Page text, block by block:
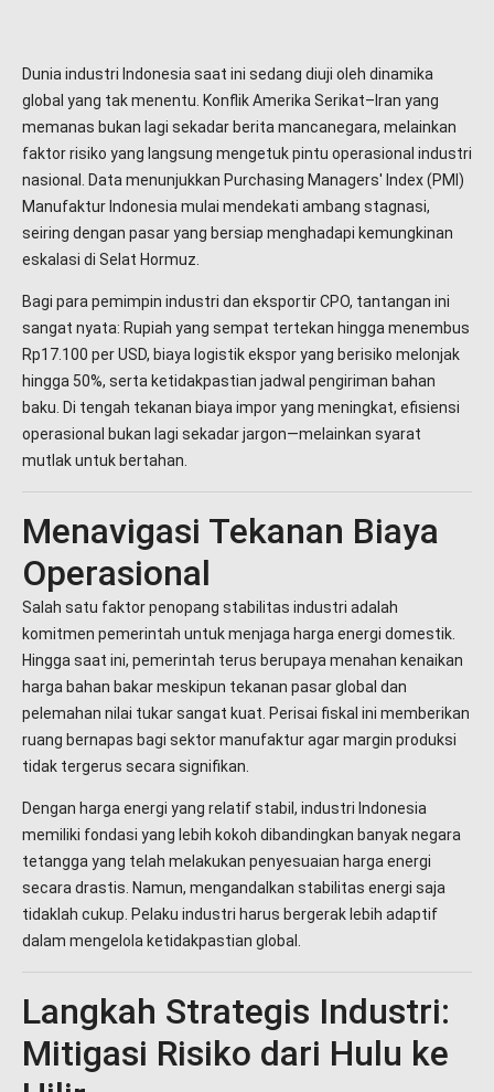
Dunia industri Indonesia saat ini sedang diuji oleh dinamika
global yang tak menentu. Konflik Amerika Serikat–Iran yang
memanas bukan lagi sekadar berita mancanegara, melainkan
faktor risiko yang langsung mengetuk pintu operasional industri
nasional. Data menunjukkan Purchasing Managers' Index (PMI)
Manufaktur Indonesia mulai mendekati ambang stagnasi,
seiring dengan pasar yang bersiap menghadapi kemungkinan
eskalasi di Selat Hormuz.
Bagi para pemimpin industri dan eksportir CPO, tantangan ini
sangat nyata: Rupiah yang sempat tertekan hingga menembus
Rp17.100 per USD, biaya logistik ekspor yang berisiko melonjak
hingga 50%, serta ketidakpastian jadwal pengiriman bahan
baku. Di tengah tekanan biaya impor yang meningkat, efisiensi
operasional bukan lagi sekadar jargon—melainkan syarat
mutlak untuk bertahan.
Menavigasi Tekanan Biaya
Operasional
Salah satu faktor penopang stabilitas industri adalah
komitmen pemerintah untuk menjaga harga energi domestik.
Hingga saat ini, pemerintah terus berupaya menahan kenaikan
harga bahan bakar meskipun tekanan pasar global dan
pelemahan nilai tukar sangat kuat. Perisai fiskal ini memberikan
ruang bernapas bagi sektor manufaktur agar margin produksi
tidak tergerus secara signifikan.
Dengan harga energi yang relatif stabil, industri Indonesia
memiliki fondasi yang lebih kokoh dibandingkan banyak negara
tetangga yang telah melakukan penyesuaian harga energi
secara drastis. Namun, mengandalkan stabilitas energi saja
tidaklah cukup. Pelaku industri harus bergerak lebih adaptif
dalam mengelola ketidakpastian global.
Langkah Strategis Industri:
Mitigasi Risiko dari Hulu ke